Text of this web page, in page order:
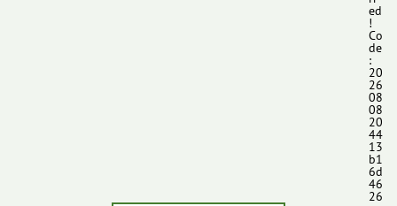
ed
!
Co
de
:
20
26
08
08
20
44
13
b1
6d
46
26